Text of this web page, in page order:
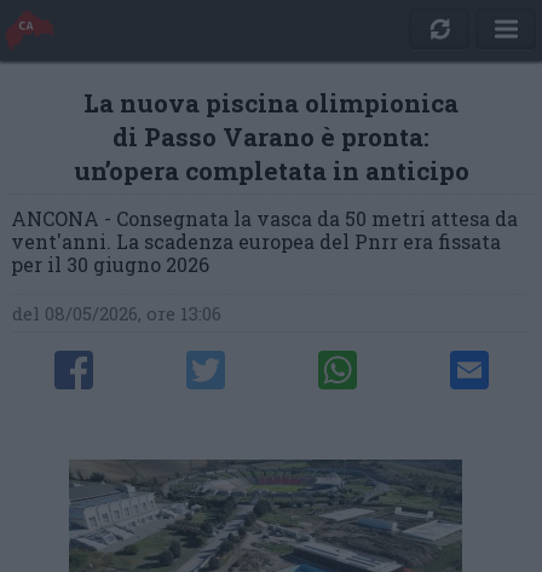
La nuova piscina olimpionica
di Passo Varano è pronta:
un’opera completata in anticipo
ANCONA - Consegnata la vasca da 50 metri attesa da
vent'anni. La scadenza europea del Pnrr era fissata
per il 30 giugno 2026
del 08/05/2026, ore 13:06